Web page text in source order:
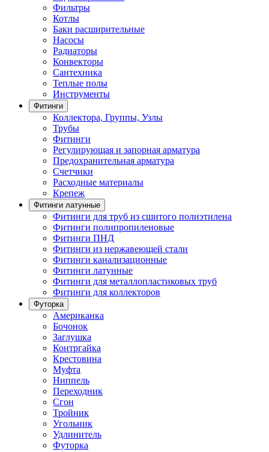
Фильтры
Котлы
Баки расширительные
Насосы
Радиаторы
Конвекторы
Сантехника
Теплые полы
Инструменты
Фитинги
Коллектора, Группы, Узлы
Трубы
Фитинги
Регулирующая и запорная арматура
Предохранительная арматура
Счетчики
Расходные материалы
Крепеж
Фитинги латунные
Фитинги для труб из сшитого полиэтилена
Фитинги полипропиленовые
Фитинги ПНД
Фитинги из нержавеющей стали
Фитинги канализационные
Фитинги латунные
Фитинги для металлопластиковых труб
Фитинги для коллекторов
Футорка
Американка
Бочонок
Заглушка
Контргайка
Крестовина
Муфта
Ниппель
Переходник
Сгон
Тройник
Угольник
Удлинитель
Футорка